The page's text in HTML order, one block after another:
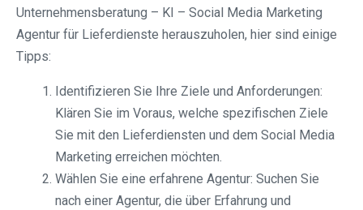
Unternehmensberatung – KI – Social Media Marketing
Agentur für Lieferdienste herauszuholen, hier sind einige
Tipps:
Identifizieren Sie Ihre Ziele und Anforderungen:
Klären Sie im Voraus, welche spezifischen Ziele
Sie mit den Lieferdiensten und dem Social Media
Marketing erreichen möchten.
Wählen Sie eine erfahrene Agentur: Suchen Sie
nach einer Agentur, die über Erfahrung und